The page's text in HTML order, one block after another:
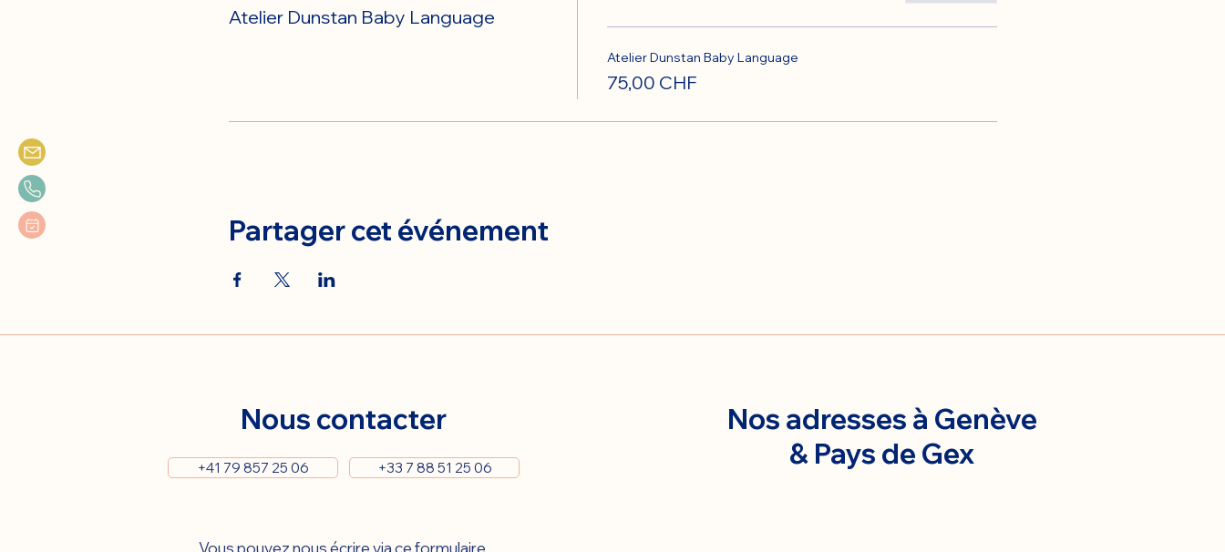
Atelier Dunstan Baby Language
Atelier Dunstan Baby Language
75,00 CHF
Partager cet événement
Nous contacter
+41 79 857 25 06 +33 7 88 51 25 06
Vous pouvez nous écrire via ce formulaire
Nos adresses à Genève
& Pays de Gex